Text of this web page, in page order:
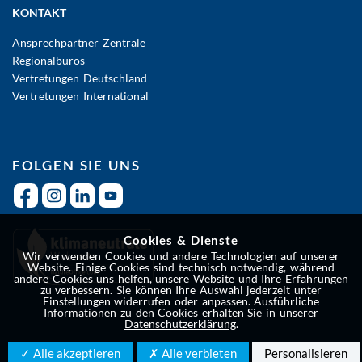
KONTAKT
Ansprechpartner Zentrale
Regionalbüros
Vertretungen Deutschland
Vertretungen International
FOLGEN SIE UNS
Cookies & Dienste
Wir verwenden Cookies und andere Technologien auf unserer
Website. Einige Cookies sind technisch notwendig, während
andere Cookies uns helfen, unsere Website und Ihre Erfahrungen
zu verbessern. Sie können Ihre Auswahl jederzeit unter
Einstellungen widerrufen oder anpassen. Ausführliche
Informationen zu den Cookies erhalten Sie in unserer
Datenschutzerklärung.
✓ Alle akzeptieren ✗ Alle verbieten Personalisieren